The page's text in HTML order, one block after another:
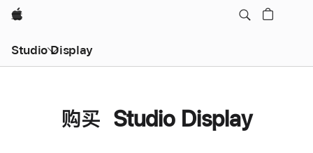
Apple
Studio Display
购买 Studio Display